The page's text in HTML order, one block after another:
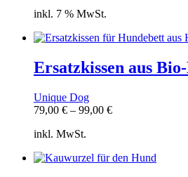
inkl. 7 % MwSt.
Ersatzkissen aus
Unique Dog
79,00 € – 99,00 €
inkl. MwSt.